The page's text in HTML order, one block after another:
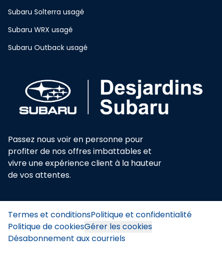
Subaru Solterra usagé
Subaru WRX usagé
Subaru Outback usagé
Passez nous voir en personne pour
profiter de nos offres imbattables et
vivre une expérience client à la hauteur
de vos attentes.
Termes et conditionsPolitique et confidentialité
Politique de cookiesGérer les cookies
Désabonnement aux courriels